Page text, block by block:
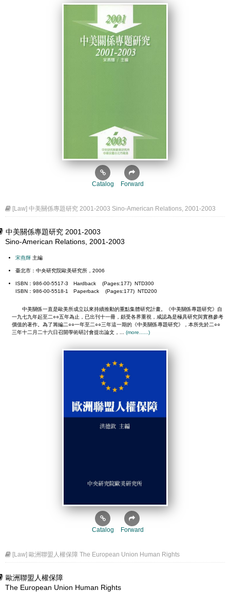
Catalog Forward
[Law] 中美關係專題研究 2001-2003 Sino-American Relations, 2001-2003
中美關係專題研究 2001-2003
Sino-American Relations, 2001-2003
宋燕輝 主編
臺北市：中央研究院歐美研究所，2006
ISBN：986-00-5517-3 Hardback (Pages:177) NTD300
ISBN：986-00-5518-1 Paperback (Pages:177) NTD200
中美關係一直是歐美所成立以來持續推動的重點集體研究計畫。《中美關係專題研究》自
一九七九年起至二○○五年為止，已出刊十一冊，頗受各界重視，咸認為是極具研究與實務參考
價值的著作。為了籌編二○○一年至二○○三年這一期的《中美關係專題研究》，本所先於二○○
三年十二月二十六日召開學術研討會提出論文，... (more......)
Catalog Forward
[Law] 歐洲聯盟人權保障 The European Union Human Rights
歐洲聯盟人權保障
The European Union Human Rights